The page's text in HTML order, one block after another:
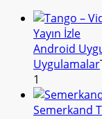
Yayın İzle
Android
Uygulamalar
1
Semerkand